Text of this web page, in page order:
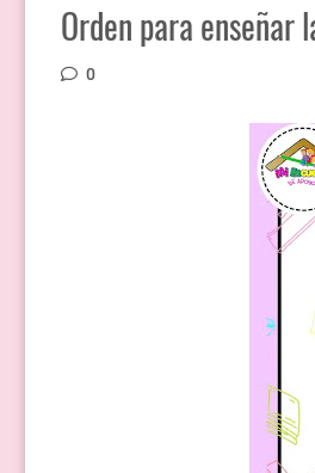
Orden para enseñar
0